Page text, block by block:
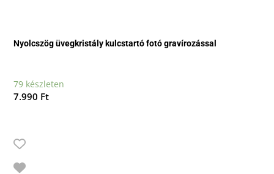
Nyolcszög üvegkristály kulcstartó fotó gravírozással
79 készleten
7.990 Ft